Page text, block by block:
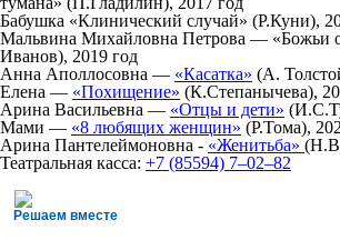
Бабушка «Клинический случай» (Р.Куни),
Мальвина Михайловна Петрова — «Божьи
Иванов), 2019 год
Анна Аполлосовна — «Касатка» (А.
Елена — «Похищение» (К.Степанычева),
Арина Васильевна — «Отцы и дети»
Мами — «8 любящих женщин» (Р.Тома),
Арина Пантелеймоновна - «Женитьба»
Театральная касса: +7 (85594) 7‒02‒82
Решаем вместе